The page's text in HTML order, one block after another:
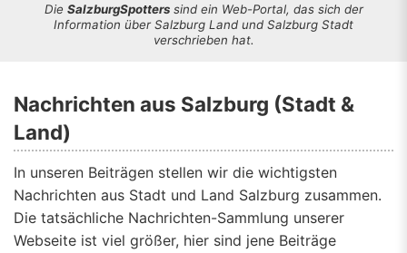
Die SalzburgSpotterssind ein Web-Portal, das sich der
Information über Salzburg Land und Salzburg Stadt
verschrieben hat.
Nachrichten aus Salzburg (Stadt &
Land)
In unseren Beiträgen stellen wir die wichtigsten
Nachrichten aus Stadt und Land Salzburg zusammen.
Die tatsächliche Nachrichten-Sammlung unserer
Webseite ist viel größer, hier sind jene Beiträge